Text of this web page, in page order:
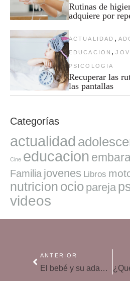
Rutinas de
adquiere por
ACTUALIDAD ,
EDUCACION ,
PSICOLOGIA
Recuperar las
las pantallas
Categorías
actualidad
Cine educacion
Familia jovenes Libros
nutricion ocio pareja
videos
ANTERIOR
El bebé y su adaptación al mundo: 7 ejercicios de 1 a 18 meses